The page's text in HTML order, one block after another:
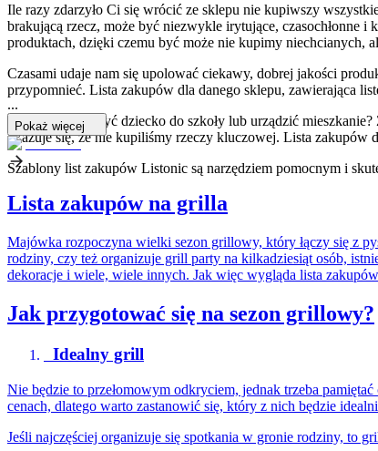
Ile razy zdarzyło Ci się wrócić ze sklepu nie kupiwszy
brakującą rzecz, może być niezwykle irytujące, czasochłonne
produktach, dzięki czemu być może nie kupimy niechcianych,
Czasami udaje nam się upolować ciekawy, dobrej jakości
przypomnieć. Lista zakupów dla danego sklepu, zawierająca
Chcesz wyposażyć dziecko do szkoły lub urządzić
okazuje się, że nie kupiliśmy rzeczy kluczowej. Lista zakupów
Szablony list zakupów Listonic są narzędziem pomocnym i
...
Pokaż więcej
Lista zakupów na grilla
Majówka rozpoczyna wielki sezon grillowy, który łączy się z
rodziny, czy też organizuje grill party na kilkadziesiąt osób,
dekoracje i wiele, wiele innych. Jak więc wygląda lista
Jak przygotować się na sezon grillowy?
Idealny grill
Nie będzie to przełomowym odkryciem, jednak trzeba
cenach, dlatego warto zastanowić się, który z nich będzie
Jeśli najczęściej organizuje się spotkania w gronie rodziny, to